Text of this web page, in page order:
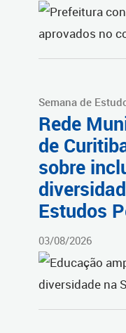
Semana de
Rede
de
sobre
Estudos
03/08/2026